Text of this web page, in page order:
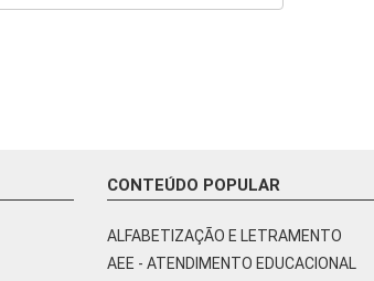
CONTEÚDO POPULAR
ALFABETIZAÇÃO E LETRAMENTO
AEE - ATENDIMENTO EDUCACIONAL